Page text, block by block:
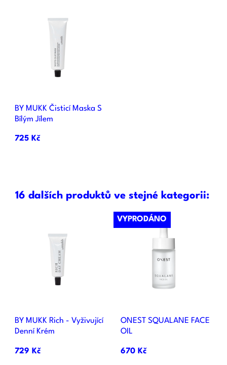
BY MUKK Čisticí Maska S
Bílým Jílem
725 Kč
16 dalších produktů ve stejné kategorii:
BY MUKK Rich - Vyživující
Denní Krém
729 Kč
ONEST SQUALANE FACE
OIL
670 Kč
VYPRODÁNO